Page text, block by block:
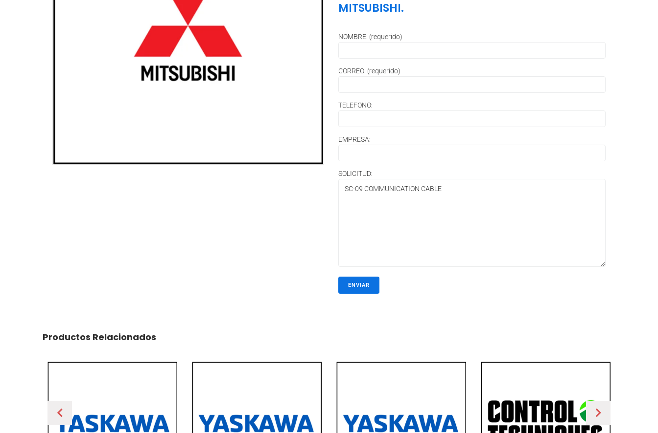
MITSUBISHI.
NOMBRE: (requerido)
CORREO: (requerido)
TELEFONO:
EMPRESA:
SOLICITUD:
Productos Relacionados